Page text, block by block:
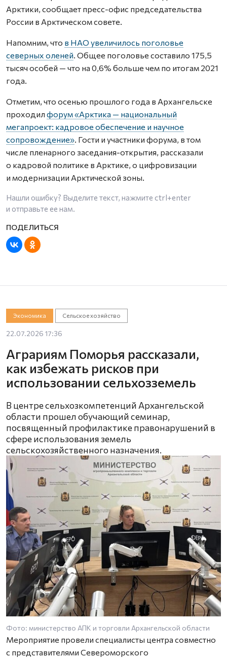
Арктики, сообщает пресс-офис председательства
России в Арктическом совете.
Напомним, что в НАО увеличилось поголовье
северных оленей. Общее поголовье составило 175,5
тысяч особей — что на 0,6% больше чем по итогам 2021
года.
Отметим, что осенью прошлого года в Архангельске
проходил форум «Арктика — национальный
мегапроект: кадровое обеспечение и научное
сопровождение». Гости и участники форума, в том
числе пленарного заседания-открытия, рассказали
о кадровой политике в Арктике, о цифровизации
и модернизации Арктической зоны.
Нашли ошибку? Выделите текст, нажмите ctrl+enter
и отправьте ее нам.
Экономика Сельское хозяйство
22.07.2026 17:36
Аграриям Поморья рассказали,
как избежать рисков при
использовании сельхозземель
В центре сельхозкомпетенций Архангельской
области прошел обучающий семинар,
посвященный профилактике правонарушений в
сфере использования земель
сельскохозяйственного назначения.
Фото: министерство АПК и торговли Архангельской области
Мероприятие провели специалисты центра совместно
с представителями Североморского